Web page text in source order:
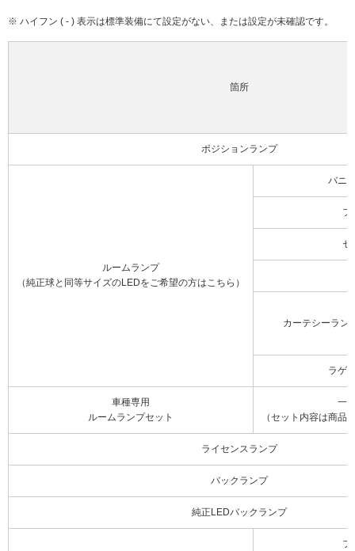
※ ハイフン ( - ) 表示は標準装備にて設定がない、または設定が未確認です。
箇所
ポジションランプ
ルームランプ
（純正球と同等サイズのLEDをご希望の方はこちら）
バニ
フ
セ
カーテシーラン
ラゲ
車種専用
ルームランプセット
一
（セット内容は商品
ライセンスランプ
バックランプ
純正LEDバックランプ
フ